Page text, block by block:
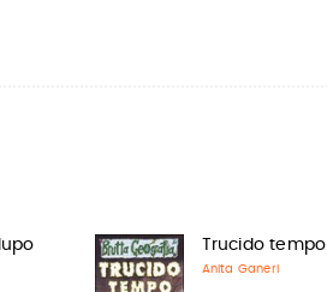
Trucido tempo
Anita Ganeri